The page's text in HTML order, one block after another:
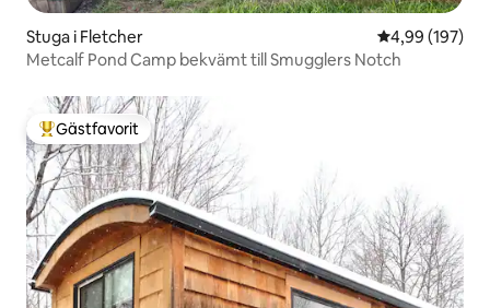
Stuga i Fletcher 4,99 av 5 i
4,99 (197)
Metcalf Pond Camp bekvämt till Smugglers Notch
Populär gästfavorit
Gästfavorit